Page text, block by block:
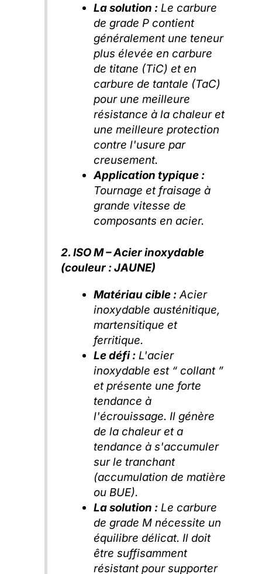
La solution :Le carbure
de grade P contient
généralement une teneur
plus élevée en carbure
de titane (TiC) et en
carbure de tantale (TaC)
pour une meilleure
résistance à la chaleur et
une meilleure protection
contre l'usure par
creusement.
Application typique :
Tournage et fraisage à
grande vitesse de
composants en acier.
2. ISO M – Acier inoxydable
(couleur : JAUNE)
Matériau cible :Acier
inoxydable austénitique,
martensitique et
ferritique.
Le défi :L'acier
inoxydable est “ collant ”
et présente une forte
tendance à
l'écrouissage. Il génère
de la chaleur et a
tendance à s'accumuler
sur le tranchant
(accumulation de matière
ou BUE).
La solution :Le carbure
de grade M nécessite un
équilibre délicat. Il doit
être suffisamment
résistant pour supporter